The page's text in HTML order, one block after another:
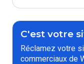
C'est votre
Réclamez votre
commerciaux de